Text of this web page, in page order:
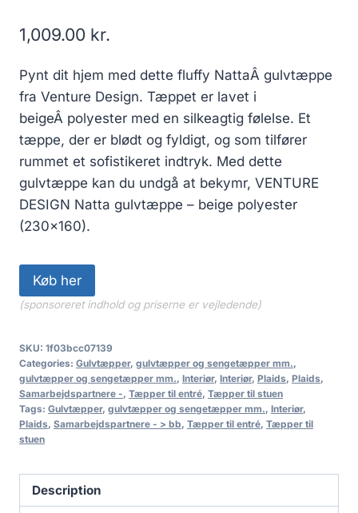
1,009.00 kr.
Pynt dit hjem med dette fluffy NattaÂ gulvtæppe
fra Venture Design. Tæppet er lavet i
beigeÂ polyester med en silkeagtig følelse. Et
tæppe, der er blødt og fyldigt, og som tilfører
rummet et sofistikeret indtryk. Med dette
gulvtæppe kan du undgå at bekymr, VENTURE
DESIGN Natta gulvtæppe – beige polyester
(230×160).
Køb her
(sponsoreret indhold og priserne er vejledende)
SKU: 1f03bcc07139
Categories: Gulvtæpper, gulvtæpper og sengetæpper mm.,
gulvtæpper og sengetæpper mm., Interiør, Interiør, Plaids, Plaids,
Samarbejdspartnere -, Tæpper til entré, Tæpper til stuen
Tags: Gulvtæpper, gulvtæpper og sengetæpper mm., Interiør,
Plaids, Samarbejdspartnere - > bb, Tæpper til entré, Tæpper til
stuen
Description